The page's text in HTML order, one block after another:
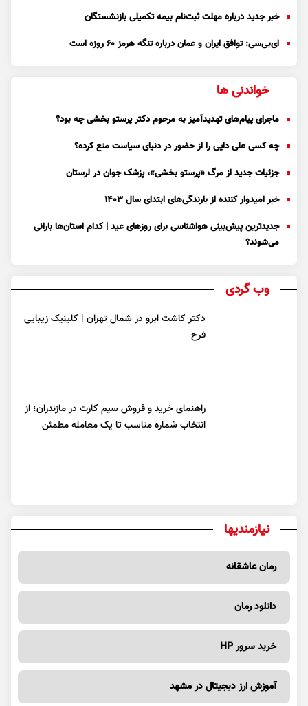
خبر جدید درباره مهلت ثبت‌نام بیمه تکمیلی بازنشستگان
ای‌بی‌سی: توافق ایران و عمان درباره تنگه هرمز ۶۰ روزه است
خواندنی ها
ماجرای پیام‌های تهدیدآمیز به مرحوم دکتر پرستو بخشی چه بود؟
چه کسی علی دایی را از حضور در دنیای سیاست منع کرده؟
جزئیات جدید از مرگ «پرستو بخشی»، پزشک جوان در لرستان
خبر امیدوار کننده از بارندگی‌های ابتدای سال ۱۴۰۳
جدیدترین پیش‌بینی هواشناسی برای روزهای عید | کدام استان‌ها بارانی
می‌شوند؟
وب گردی
دکتر کاشت ابرو در شمال تهران | کلینیک زیبایی
فرح
راهنمای خرید و فروش سیم کارت در مازندران؛ از
انتخاب شماره مناسب تا یک معامله مطمئن
نیازمندیها
رمان عاشقانه
دانلود رمان
خرید سرور HP
آموزش ارز دیجیتال در مشهد